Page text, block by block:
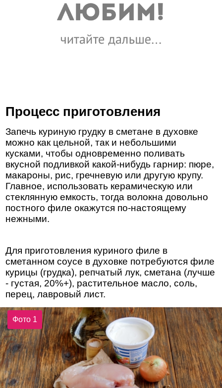
Процесс приготовления
Запечь куриную грудку в сметане в духовке
можно как цельной, так и небольшими
кусками, чтобы одновременно поливать
вкусной подливкой какой-нибудь гарнир: пюре,
макароны, рис, гречневую или другую крупу.
Главное, использовать керамическую или
стеклянную емкость, тогда волокна довольно
постного филе окажутся по-настоящему
нежными.
Для приготовления куриного филе в
сметанном соусе в духовке потребуются филе
курицы (грудка), репчатый лук, сметана (лучше
- густая, 20%+), растительное масло, соль,
перец, лавровый лист.
Фото 1